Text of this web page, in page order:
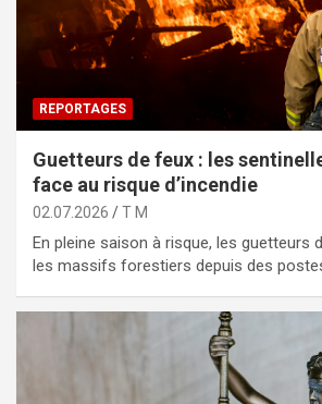
REPORTAGES
Guetteurs de feux : les
face au risque d’incendie
02.07.2026 T M
En pleine saison à risque, les guetteurs
les massifs forestiers depuis des